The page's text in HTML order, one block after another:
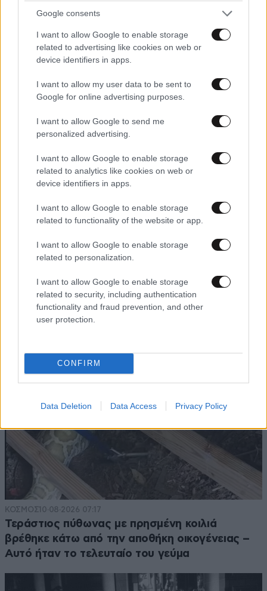
Google consents
I want to allow Google to enable storage
related to advertising like cookies on web or
device identifiers in apps.
I want to allow my user data to be sent to
Google for online advertising purposes.
I want to allow Google to send me
personalized advertising.
I want to allow Google to enable storage
related to analytics like cookies on web or
device identifiers in apps.
I want to allow Google to enable storage
related to functionality of the website or app.
I want to allow Google to enable storage
related to personalization.
I want to allow Google to enable storage
related to security, including authentication
functionality and fraud prevention, and other
user protection.
CONFIRM
Data Deletion Data Access Privacy Policy
ΕΛΛΑΔΑ2 ω. πριν
στη θάλασσα στη Μήλο και δεν μπορούσε να
κατέβει – Στήθηκε επιχείρηση διάσωσης
ΚΟΣΜΟΣ10·08·2026 07:17
Τεράστιος πύθωνας με πρησμένη κοιλιά
βρέθηκε κάτω από την αποθήκη οικογένειας –
Αυτό ήταν το τελευταίο του γεύμα